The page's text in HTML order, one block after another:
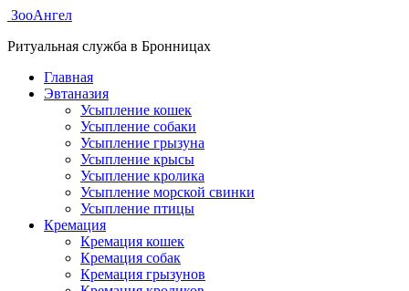
ЗооАнгел
Ритуальная служба в Бронницах
Главная
Эвтаназия
Усыпление кошек
Усыпление собаки
Усыпление грызуна
Усыпление крысы
Усыпление кролика
Усыпление морской свинки
Усыпление птицы
Кремация
Кремация кошек
Кремация собак
Кремация грызунов